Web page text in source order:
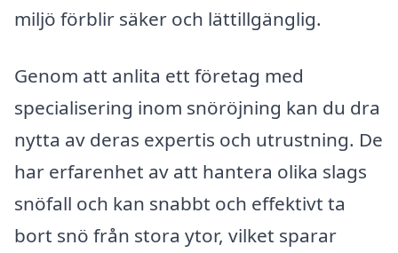
miljö förblir säker och lättillgänglig.
Genom att anlita ett företag med
specialisering inom snöröjning kan du dra
nytta av deras expertis och utrustning. De
har erfarenhet av att hantera olika slags
snöfall och kan snabbt och effektivt ta
bort snö från stora ytor, vilket sparar